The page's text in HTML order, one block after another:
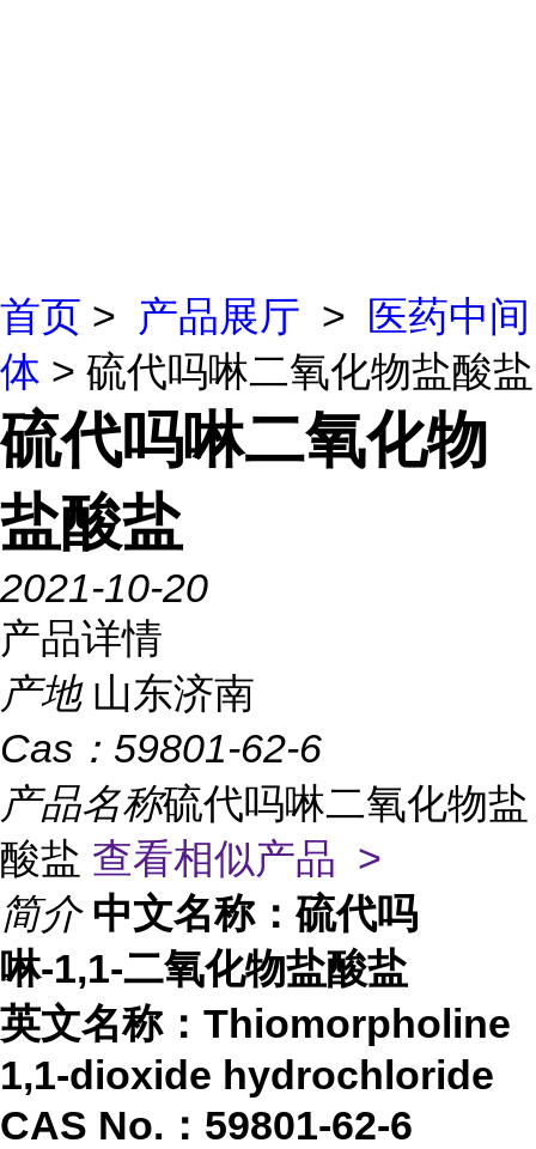
首页 > 产品展厅 >
医药中间
体 > 硫代吗啉二氧化物盐酸盐
硫代吗啉二氧化物
盐酸盐
2021-10-20
产品详情
产地 山东济南
Cas： 59801-62-6
产品名称硫代吗啉二氧化物盐
酸盐 查看相似产品 >
简介 中文名称： 硫代吗
啉-1,1-二氧化物盐酸盐
英文名称： Thiomorpholine
1,1-dioxide hydrochloride
CAS No.： 59801-62-6